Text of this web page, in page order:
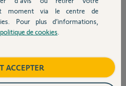
à retour d'information, la touche "Key"
"Key" (clé en français) est une clé
sur tous les équipements.
plus de 8 ans
moment via le centre de
Pour plus d’informations,
politique de cookies
ACCEPTER